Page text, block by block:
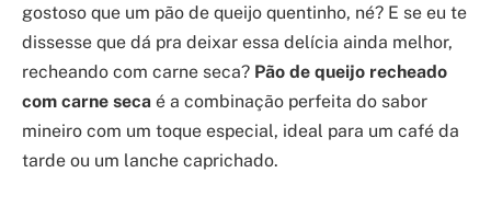
gostoso que um pão de queijo quentinho, né? E se eu te
dissesse que dá pra deixar essa delícia ainda melhor,
recheando com carne seca? Pão de queijo recheado
com carne seca é a combinação perfeita do sabor
mineiro com um toque especial, ideal para um café da
tarde ou um lanche caprichado.